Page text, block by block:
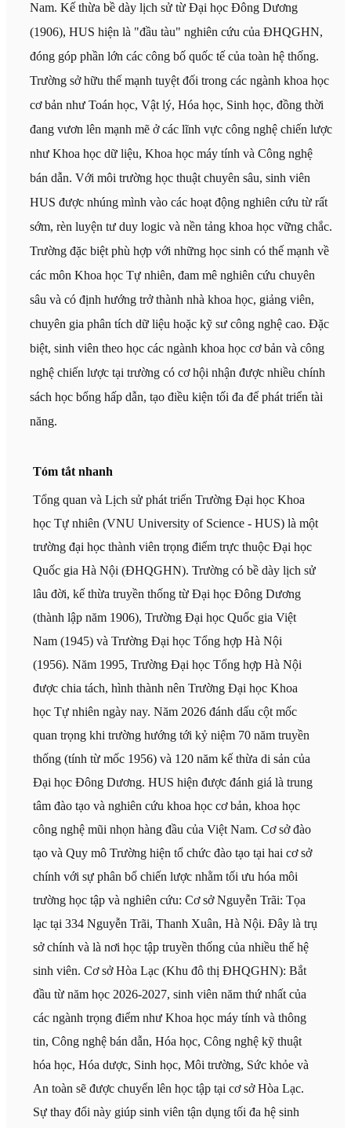
Nam. Kế thừa bề dày lịch sử từ Đại học Đông Dương
(1906), HUS hiện là "đầu tàu" nghiên cứu của ĐHQGHN,
đóng góp phần lớn các công bố quốc tế của toàn hệ thống.
Trường sở hữu thế mạnh tuyệt đối trong các ngành khoa học
cơ bản như Toán học, Vật lý, Hóa học, Sinh học, đồng thời
đang vươn lên mạnh mẽ ở các lĩnh vực công nghệ chiến lược
như Khoa học dữ liệu, Khoa học máy tính và Công nghệ
bán dẫn. Với môi trường học thuật chuyên sâu, sinh viên
HUS được nhúng mình vào các hoạt động nghiên cứu từ rất
sớm, rèn luyện tư duy logic và nền tảng khoa học vững chắc.
Trường đặc biệt phù hợp với những học sinh có thế mạnh về
các môn Khoa học Tự nhiên, đam mê nghiên cứu chuyên
sâu và có định hướng trở thành nhà khoa học, giảng viên,
chuyên gia phân tích dữ liệu hoặc kỹ sư công nghệ cao. Đặc
biệt, sinh viên theo học các ngành khoa học cơ bản và công
nghệ chiến lược tại trường có cơ hội nhận được nhiều chính
sách học bổng hấp dẫn, tạo điều kiện tối đa để phát triển tài
năng.
Tóm tắt nhanh
Tổng quan và Lịch sử phát triển Trường Đại học Khoa
học Tự nhiên (VNU University of Science - HUS) là một
trường đại học thành viên trọng điểm trực thuộc Đại học
Quốc gia Hà Nội (ĐHQGHN). Trường có bề dày lịch sử
lâu đời, kế thừa truyền thống từ Đại học Đông Dương
(thành lập năm 1906), Trường Đại học Quốc gia Việt
Nam (1945) và Trường Đại học Tổng hợp Hà Nội
(1956). Năm 1995, Trường Đại học Tổng hợp Hà Nội
được chia tách, hình thành nên Trường Đại học Khoa
học Tự nhiên ngày nay. Năm 2026 đánh dấu cột mốc
quan trọng khi trường hướng tới kỷ niệm 70 năm truyền
thống (tính từ mốc 1956) và 120 năm kế thừa di sản của
Đại học Đông Dương. HUS hiện được đánh giá là trung
tâm đào tạo và nghiên cứu khoa học cơ bản, khoa học
công nghệ mũi nhọn hàng đầu của Việt Nam. Cơ sở đào
tạo và Quy mô Trường hiện tổ chức đào tạo tại hai cơ sở
chính với sự phân bổ chiến lược nhằm tối ưu hóa môi
trường học tập và nghiên cứu: Cơ sở Nguyễn Trãi: Tọa
lạc tại 334 Nguyễn Trãi, Thanh Xuân, Hà Nội. Đây là trụ
sở chính và là nơi học tập truyền thống của nhiều thế hệ
sinh viên. Cơ sở Hòa Lạc (Khu đô thị ĐHQGHN): Bắt
đầu từ năm học 2026-2027, sinh viên năm thứ nhất của
các ngành trọng điểm như Khoa học máy tính và thông
tin, Công nghệ bán dẫn, Hóa học, Công nghệ kỹ thuật
hóa học, Hóa dược, Sinh học, Môi trường, Sức khỏe và
An toàn sẽ được chuyển lên học tập tại cơ sở Hòa Lạc.
Sự thay đổi này giúp sinh viên tận dụng tối đa hệ sinh